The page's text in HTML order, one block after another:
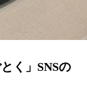
く」SNSの